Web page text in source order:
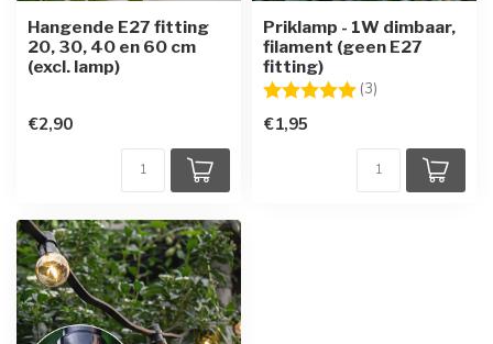
Hangende E27 fitting
20, 30, 40 en 60 cm
(excl. lamp)
€2,90
Priklamp - 1W dimbaar,
filament (geen E27
fitting)
Beoordeling: (3)
€1,95